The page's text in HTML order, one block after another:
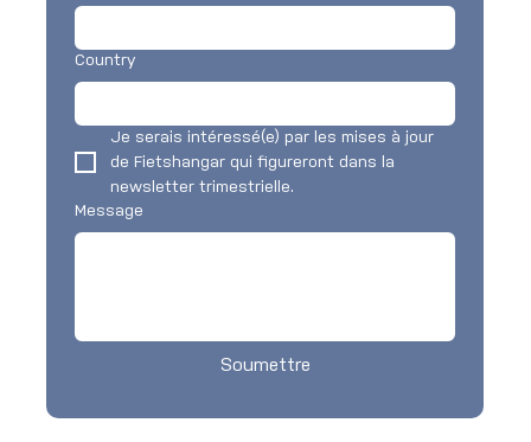
Country
Je serais intéressé(e) par les mises à jour
de Fietshangar qui figureront dans la
newsletter trimestrielle.
Message
Soumettre